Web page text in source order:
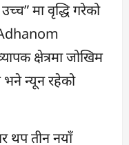
मा वृद्धि गरेको
क्षेत्रमा जोखिम
भने न्यून रहेको
थप तीन नयाँ